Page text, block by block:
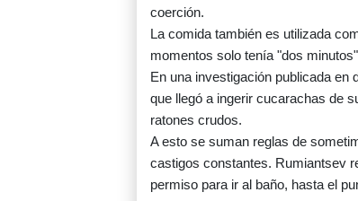
coerción.
La comida también es utilizada
momentos solo tenía "dos
En una investigación publicada en
que llegó a ingerir cucarachas de
ratones crudos.
A esto se suman reglas de
castigos constantes. Rumiantsev
permiso para ir al baño, hasta el